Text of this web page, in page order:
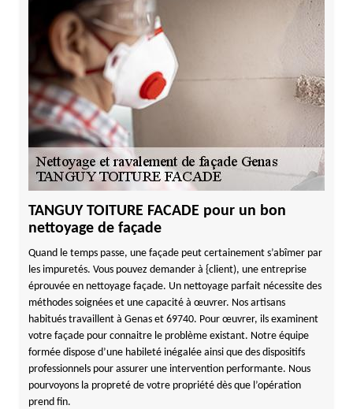
TANGUY TOITURE FACADE pour un bon
nettoyage de façade
Quand le temps passe, une façade peut certainement s’abîmer par
les impuretés. Vous pouvez demander à {client), une entreprise
éprouvée en nettoyage façade. Un nettoyage parfait nécessite des
méthodes soignées et une capacité à œuvrer. Nos artisans
habitués travaillent à Genas et 69740. Pour œuvrer, ils examinent
votre façade pour connaitre le problème existant. Notre équipe
formée dispose d’une habileté inégalée ainsi que des dispositifs
professionnels pour assurer une intervention performante. Nous
pourvoyons la propreté de votre propriété dès que l’opération
prend fin.